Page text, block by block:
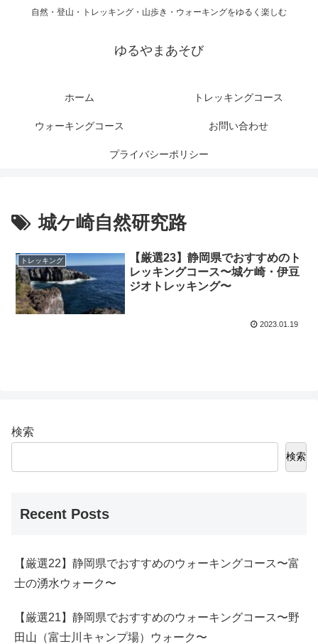
自然・登山・トレッキング・山歩き・ウォーキングをゆるく楽しむ
ゆるやまあそび
ホーム トレッキングコース
ウォーキングコース お問い合わせ
プライバシーポリシー
城ケ崎自然研究路
トレッキング
【厳選23】静岡県でおすすめのト
レッキングコース〜城ケ崎・伊豆
ジオトレッキング〜
2023.01.19
検索
検索
Recent Posts
【厳選22】静岡県でおすすめのウォーキングコース〜富
士の湧水ウォーク〜
【厳選21】静岡県でおすすめのウォーキングコース〜野
田山（富士川キャンプ場）ウォーク〜